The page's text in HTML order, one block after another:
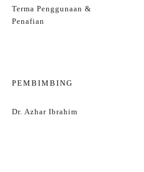
Terma Penggunaan &
Penafian
PEMBIMBING
Dr. Azhar Ibrahim